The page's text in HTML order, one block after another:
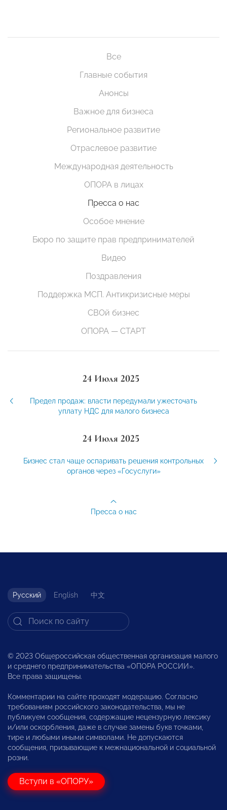
Все
Главные события
Анонсы
Важное для бизнеса
Региональное развитие
Отраслевое развитие
Международная деятельность
ОПОРА в лицах
Пресса о нас
Особое мнение
Бюро по защите прав предпринимателей
Видео
Поздравления
Поддержка МСП. Антикризисные меры
СВОй бизнес
ОПОРА — СТАРТ
24 Июля 2025
Предел продаж: власти передумали ужесточать
уплату НДС для малого бизнеса
24 Июля 2025
Бизнес стал чаще оспаривать решения контрольных
органов через «Госуслуги»
Пресса о нас
Русский English 中文
© 2023 Общероссийская общественная организация малого
и среднего предпринимательства «ОПОРА РОССИИ».
Все права защищены.
Комментарии на сайте проходят модерацию. Согласно
требованиям российского законодательства, мы не
публикуем сообщения, содержащие нецензурную лексику
и/или оскорбления, даже в случае замены букв точками,
тире и любыми иными символами. Не допускаются
сообщения, призывающие к межнациональной и социальной
розни.
Вступи в «ОПОРУ»